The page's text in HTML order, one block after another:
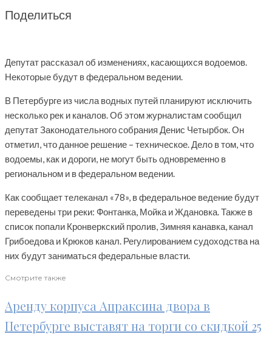
Поделиться
Депутат рассказал об изменениях, касающихся водоемов.
Некоторые будут в федеральном ведении.
В Петербурге из числа водных путей планируют исключить
несколько рек и каналов. Об этом журналистам сообщил
депутат Законодательного собрания Денис Четырбок. Он
отметил, что данное решение – техническое. Дело в том, что
водоемы, как и дороги, не могут быть одновременно в
региональном и в федеральном ведении.
Как сообщает телеканал «78», в федеральное ведение будут
переведены три реки: Фонтанка, Мойка и Ждановка. Также в
список попали Кронверкский пролив, Зимняя канавка, канал
Грибоедова и Крюков канал. Регулированием судоходства на
них будут заниматься федеральные власти.
Смотрите также
Аренду корпуса Апраксина двора в
Петербурге выставят на торги со скидкой 25